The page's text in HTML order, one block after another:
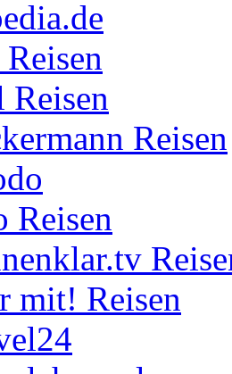
Reisen
Reisen
mit! Reisen